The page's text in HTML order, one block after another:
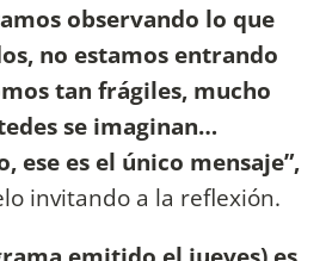
observando lo que
no estamos entrando
tan frágiles, mucho
se imaginan…
ese es el único mensaje”,
invitando a la reflexión.